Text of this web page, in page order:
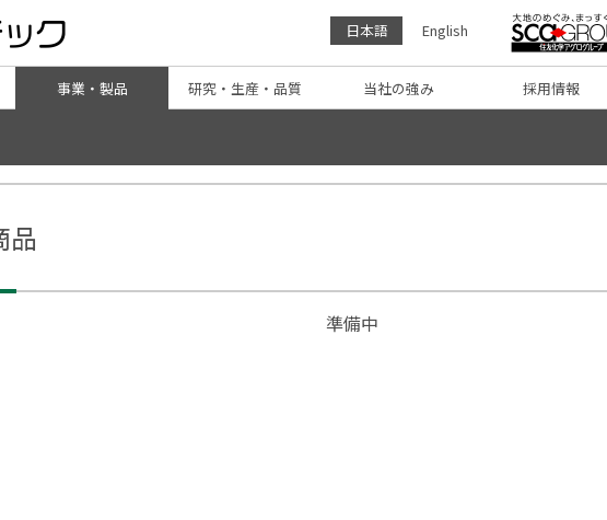
日本語 English
事業・製品 研究・生産・品質 当社の強み 採用情報
品
準備中